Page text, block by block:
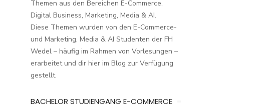
Themen aus den Bereichen E-Commerce,
Digital Business, Marketing, Media & AI.
Diese Themen wurden von den E-Commerce-
und Marketing, Media & AI Studenten der FH
Wedel – häufig im Rahmen von Vorlesungen –
erarbeitet und dir hier im Blog zur Verfügung
gestellt.
BACHELOR STUDIENGANG E-COMMERCE